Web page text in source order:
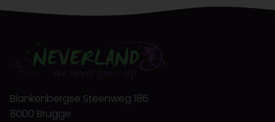
Blankenbergse Steenweg 186
8000 Brugge